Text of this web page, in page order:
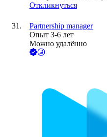
Откликнуться
Partnership manager
Опыт 3-6 лет
Можно удалённо